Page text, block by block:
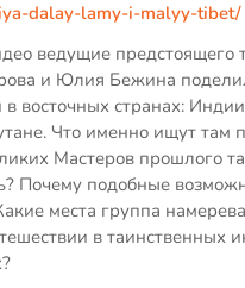
dalay-lamy-i-malyy-tibet/
ведущие предстоящего
и Юлия Бежина
в восточных странах:
Что именно ищут там
Мастеров прошлого
Почему подобные
места группа
в таинственных